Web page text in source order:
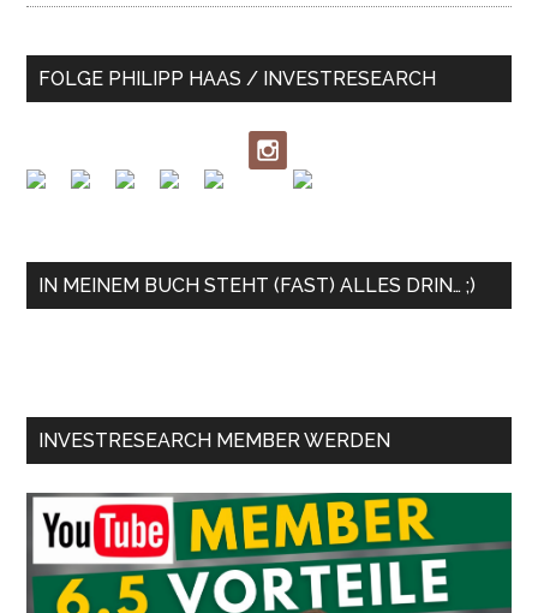
FOLGE PHILIPP HAAS / INVESTRESEARCH
IN MEINEM BUCH STEHT (FAST) ALLES DRIN… ;)
INVESTRESEARCH MEMBER WERDEN